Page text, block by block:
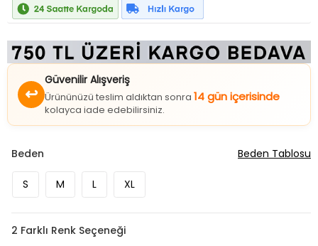
↩
Güvenilir Alışveriş
Ürününüzü teslim aldıktan sonra 14 gün içerisinde
kolayca iade edebilirsiniz.
Beden
S M L XL
Beden Tablosu
2 Farklı Renk Seçeneği